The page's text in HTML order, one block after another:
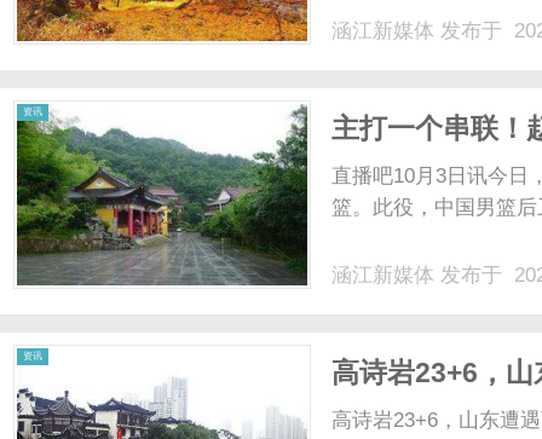
涵江新媒体 发布于
资讯
主打一个串联！
助攻
直播吧10月3日讯今日
篮。此役，中国男篮
涵江新媒体 发布于
资讯
高诗岩23+6，
伟指挥遭质疑
高诗岩23+6，山东遭